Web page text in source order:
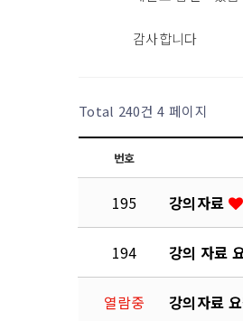
감사합니다
Total 240건 4 페이지
번호
195 강의자료
194 강의 자료
열람중 강의자료